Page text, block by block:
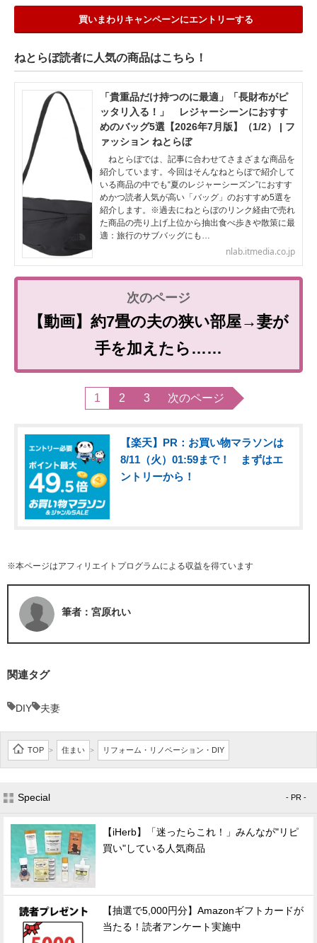
買いまわりキャンペーンにエントリーする
ねとらぼ読者に人気の商品はこちら！
「貴重品だけ持つのに最適」「長財布がピ
ッタリ入る！」 レジャーシーンにおすす
めのバッグ5選【2026年7月版】（1/2） | フ
ァッション ねとらぼ
ねとらぼでは、記事に合わせてさまざまな商品を
紹介しています。今回はそんなねとらぼで紹介して
いる商品の中でも“夏のレジャーシーズン”におすす
めかつ読者人気が高い「バッグ」のおすすめ5選を
紹介します。※過去にねとらぼのリンク経由で売れ
た商品の売り上げ上位から抽出食べ歩きや散策に最
適：旅行のサブバッグにも…
nlab.itmedia.co.jp
【動画】約7畳の夫の狭い部屋→妻が
手を加えたら……
1 2 3 次のページ
【楽天】PR：お買い物マラソンは
8/11（火）01:59まで！ まずはエ
ントリーから！
※本ページはアフィリエイトプログラムによる収益を得ています
筆者：宮原れい
関連タグ
DIY 夫妻
TOP > 住まい > リフォーム・リノベーション・DIY
Special - PR -
【iHerb】「迷ったらこれ！」みんなが"リピ
買い"している人気商品
【抽選で5,000円分】Amazonギフトカードが
当たる！読者アンケート実施中